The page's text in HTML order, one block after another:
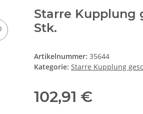
Starre Kupplung
Stk.
Artikelnummer: 35644
Kategorie: Starre Kupplung
102,91 €